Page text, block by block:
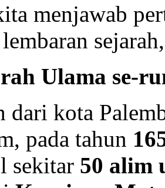
menjawab
Ulama se-
dari kota
pada tahun
sekitar 50 alim